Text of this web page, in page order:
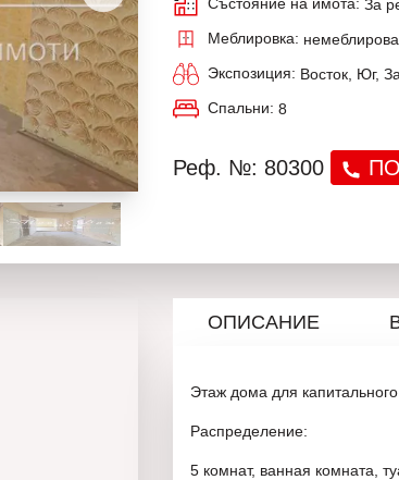
За
Меблировка:
Экспозиция: Восток, Юг,
Спальни: 8
Реф. №: 80300
ОПИСАНИЕ
Этаж дома для
Распределение:
5 комнат, ванная комната,